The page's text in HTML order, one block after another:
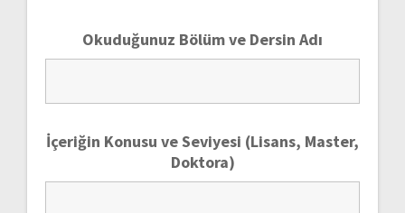
Okuduğunuz Bölüm ve Dersin Adı
İçeriğin Konusu ve Seviyesi (Lisans, Master,
Doktora)